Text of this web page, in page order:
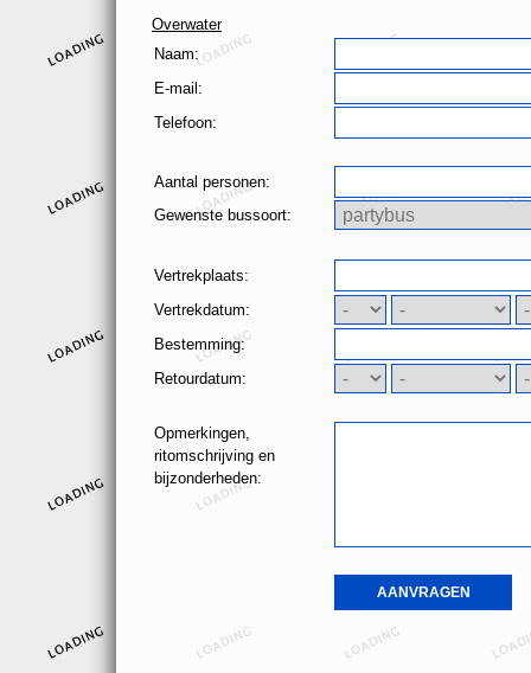
Overwater
Naam:
E-mail:
Telefoon:
Aantal personen:
Gewenste bussoort:
Vertrekplaats:
Vertrekdatum:
Bestemming:
Retourdatum:
Opmerkingen,
ritomschrijving en
bijzonderheden: